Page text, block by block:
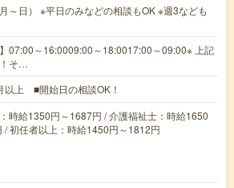
～日） ※平日のみなどの相談もOK ※週3なども
】07:00～16:0009:00～18:0017:00～09:00※ 上記
そ…
以上 ■開始日の相談OK！
時給1350円～1687円 / 介護福祉士：時給1650
/ 初任者以上：時給1450円～1812円